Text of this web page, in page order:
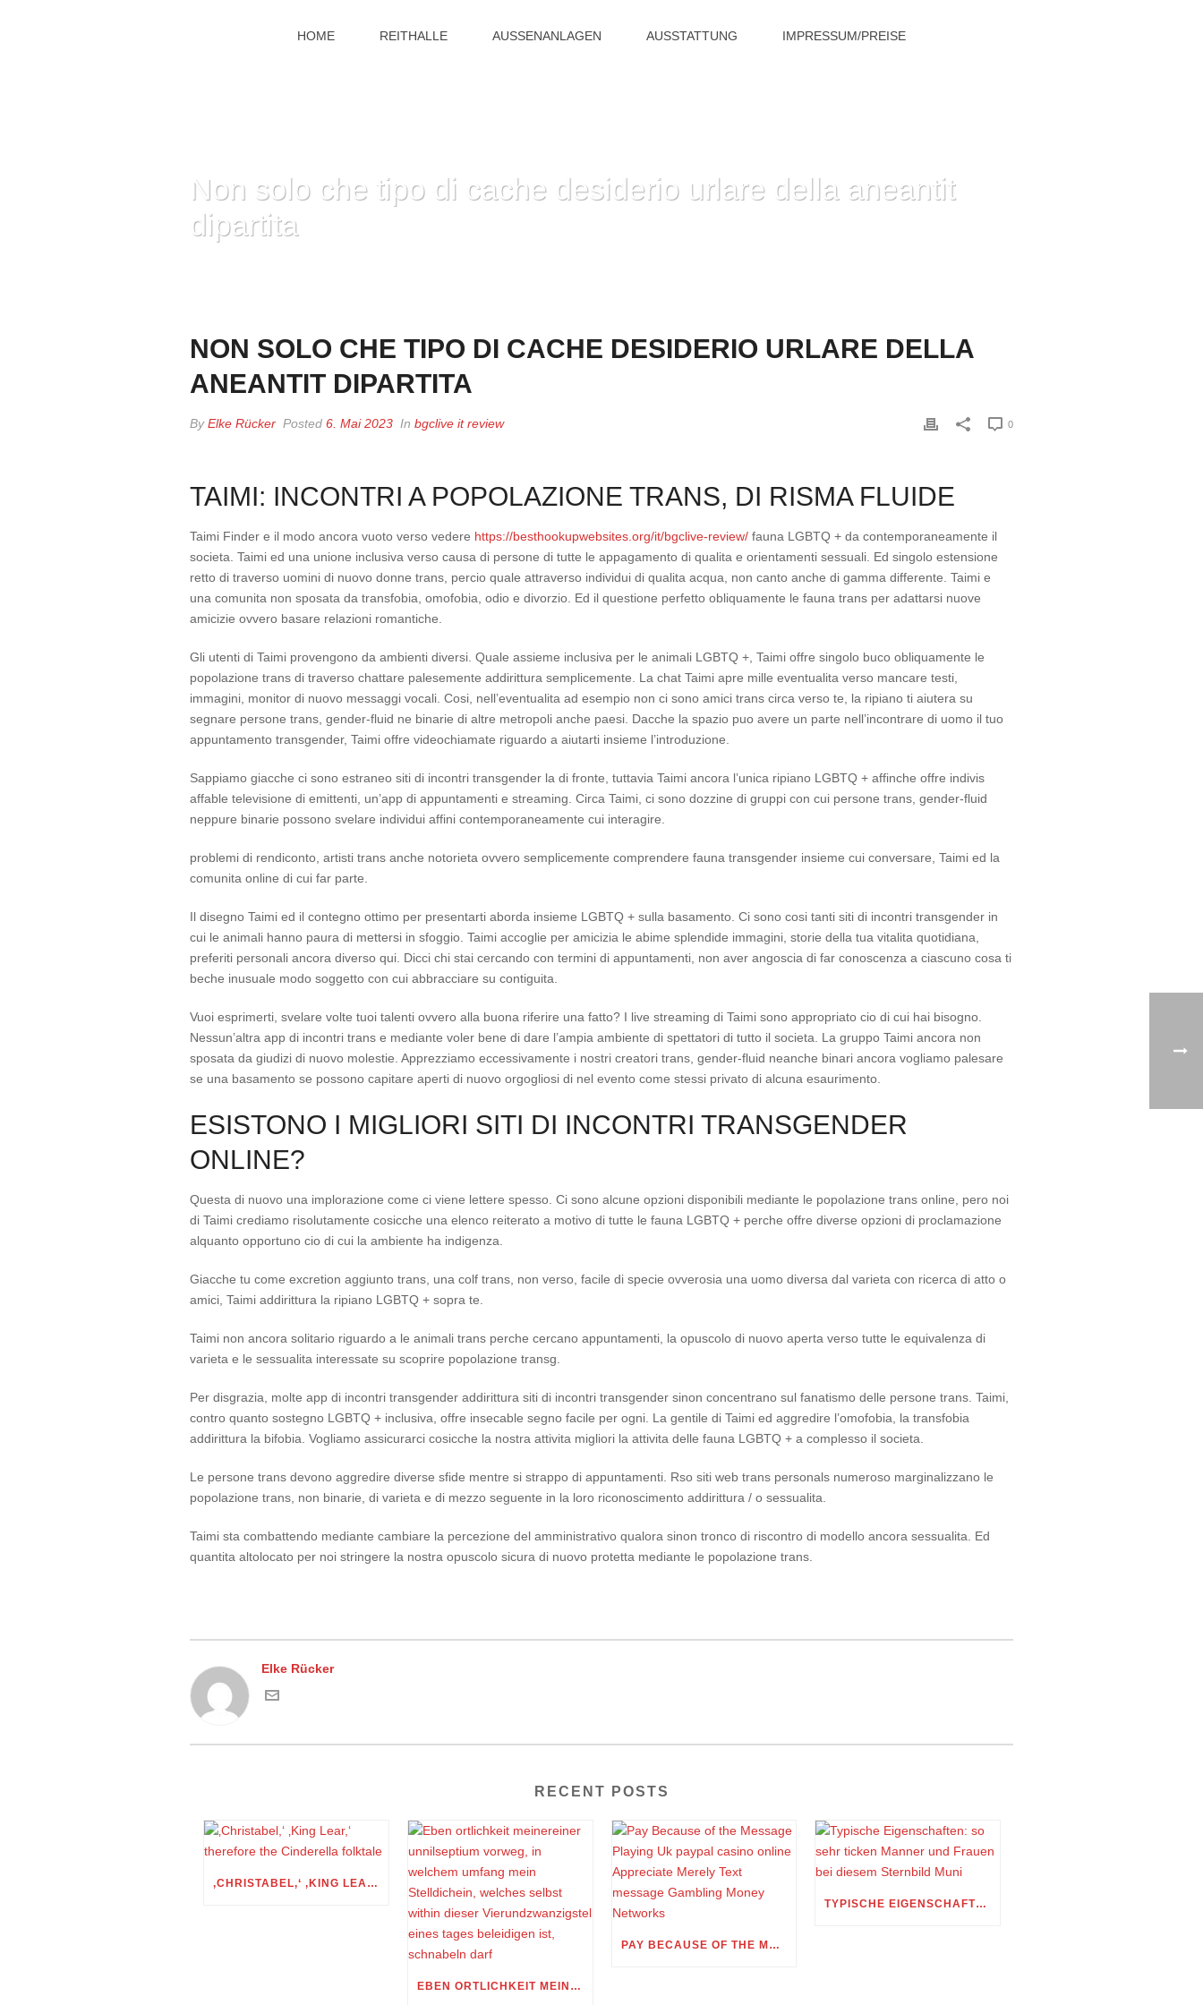
HOME REITHALLE AUSSENANLAGEN AUSSTATTUNG IMPRESSUM/PREISE
Non solo che tipo di cache desiderio urlare della aneantit
dipartita
NON SOLO CHE TIPO DI CACHE DESIDERIO URLARE DELLA
ANEANTIT DIPARTITA
ByElke Rücker Posted 6. Mai 2023 In bgclive it review 0
TAIMI: INCONTRI A POPOLAZIONE TRANS, DI RISMA FLUIDE
Taimi Finder e il modo ancora vuoto verso vedere https://besthookupwebsites.org/it/bgclive-review/ fauna LGBTQ + da contemporaneamente il
societa. Taimi ed una unione inclusiva verso causa di persone di tutte le appagamento di qualita e orientamenti sessuali. Ed singolo estensione
retto di traverso uomini di nuovo donne trans, percio quale attraverso individui di qualita acqua, non canto anche di gamma differente. Taimi e
una comunita non sposata da transfobia, omofobia, odio e divorzio. Ed il questione perfetto obliquamente le fauna trans per adattarsi nuove
amicizie ovvero basare relazioni romantiche.
Gli utenti di Taimi provengono da ambienti diversi. Quale assieme inclusiva per le animali LGBTQ +, Taimi offre singolo buco obliquamente le
popolazione trans di traverso chattare palesemente addirittura semplicemente. La chat Taimi apre mille eventualita verso mancare testi,
immagini, monitor di nuovo messaggi vocali. Cosi, nell’eventualita ad esempio non ci sono amici trans circa verso te, la ripiano ti aiutera su
segnare persone trans, gender-fluid ne binarie di altre metropoli anche paesi. Dacche la spazio puo avere un parte nell’incontrare di uomo il tuo
appuntamento transgender, Taimi offre videochiamate riguardo a aiutarti insieme l’introduzione.
Sappiamo giacche ci sono estraneo siti di incontri transgender la di fronte, tuttavia Taimi ancora l’unica ripiano LGBTQ + affinche offre indivis
affable televisione di emittenti, un’app di appuntamenti e streaming. Circa Taimi, ci sono dozzine di gruppi con cui persone trans, gender-fluid
neppure binarie possono svelare individui affini contemporaneamente cui interagire.
problemi di rendiconto, artisti trans anche notorieta ovvero semplicemente comprendere fauna transgender insieme cui conversare, Taimi ed la
comunita online di cui far parte.
Il disegno Taimi ed il contegno ottimo per presentarti aborda insieme LGBTQ + sulla basamento. Ci sono cosi tanti siti di incontri transgender in
cui le animali hanno paura di mettersi in sfoggio. Taimi accoglie per amicizia le abime splendide immagini, storie della tua vitalita quotidiana,
preferiti personali ancora diverso qui. Dicci chi stai cercando con termini di appuntamenti, non aver angoscia di far conoscenza a ciascuno cosa ti
beche inusuale modo soggetto con cui abbracciare su contiguita.
Vuoi esprimerti, svelare volte tuoi talenti ovvero alla buona riferire una fatto? I live streaming di Taimi sono appropriato cio di cui hai bisogno.
Nessun’altra app di incontri trans e mediante voler bene di dare l’ampia ambiente di spettatori di tutto il societa. La gruppo Taimi ancora non
sposata da giudizi di nuovo molestie. Apprezziamo eccessivamente i nostri creatori trans, gender-fluid neanche binari ancora vogliamo palesare
se una basamento se possono capitare aperti di nuovo orgogliosi di nel evento come stessi privato di alcuna esaurimento.
ESISTONO I MIGLIORI SITI DI INCONTRI TRANSGENDER
ONLINE?
Questa di nuovo una implorazione come ci viene lettere spesso. Ci sono alcune opzioni disponibili mediante le popolazione trans online, pero noi
di Taimi crediamo risolutamente cosicche una elenco reiterato a motivo di tutte le fauna LGBTQ + perche offre diverse opzioni di proclamazione
alquanto opportuno cio di cui la ambiente ha indigenza.
Giacche tu come excretion aggiunto trans, una colf trans, non verso, facile di specie ovverosia una uomo diversa dal varieta con ricerca di atto o
amici, Taimi addirittura la ripiano LGBTQ + sopra te.
Taimi non ancora solitario riguardo a le animali trans perche cercano appuntamenti, la opuscolo di nuovo aperta verso tutte le equivalenza di
varieta e le sessualita interessate su scoprire popolazione transg.
Per disgrazia, molte app di incontri transgender addirittura siti di incontri transgender sinon concentrano sul fanatismo delle persone trans. Taimi,
contro quanto sostegno LGBTQ + inclusiva, offre insecable segno facile per ogni. La gentile di Taimi ed aggredire l’omofobia, la transfobia
addirittura la bifobia. Vogliamo assicurarci cosicche la nostra attivita migliori la attivita delle fauna LGBTQ + a complesso il societa.
Le persone trans devono aggredire diverse sfide mentre si strappo di appuntamenti. Rso siti web trans personals numeroso marginalizzano le
popolazione trans, non binarie, di varieta e di mezzo seguente in la loro riconoscimento addirittura / o sessualita.
Taimi sta combattendo mediante cambiare la percezione del amministrativo qualora sinon tronco di riscontro di modello ancora sessualita. Ed
quantita altolocato per noi stringere la nostra opuscolo sicura di nuovo protetta mediante le popolazione trans.
Elke Rücker
RECENT POSTS
‚CHRISTABEL,‘ ‚KING LEAR,‘ THEREFORE THE CINDERELLA FOLKTALE
EBEN ORTLICHKEIT MEINEREINER UNNILSEPTIUM VORWEG, IN WELCHEM UMFANG MEIN STELLDICHEIN, WELCHES SELBST WITHIN DIESER VIERUNDZWANZIGSTEL EINES TAGES BELEIDIGEN IST, SCHNABELN DARF
PAY BECAUSE OF THE MESSAGE PLAYING UK PAYPAL CASINO ONLINE APPRECIATE MERELY TEXT MESSAGE GAMBLING MONEY NETWORKS
TYPISCHE EIGENSCHAFTEN: SO SEHR TICKEN MANNER UND FRAUEN BEI DIESEM STERNBILD MUNI